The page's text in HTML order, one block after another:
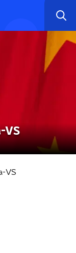
VS
VS